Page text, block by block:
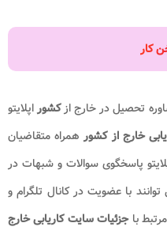
کار
تحصیل در خارج ازکشوراپلایتو
خارج از کشورهمراه متقاضیان
پاسخگوی سوالات و شبهات در
با عضویت در کانال تلگرام و
باجزئیات سایت کاریابی خارج